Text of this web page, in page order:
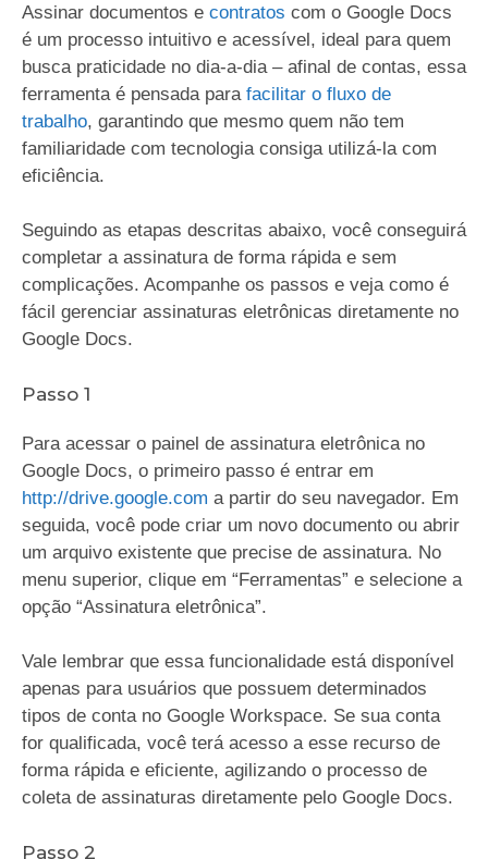
Assinar documentos e contratos com o Google Docs
é um processo intuitivo e acessível, ideal para quem
busca praticidade no dia-a-dia – afinal de contas, essa
ferramenta é pensada para facilitar o fluxo de
trabalho, garantindo que mesmo quem não tem
familiaridade com tecnologia consiga utilizá-la com
eficiência.
Seguindo as etapas descritas abaixo, você conseguirá
completar a assinatura de forma rápida e sem
complicações. Acompanhe os passos e veja como é
fácil gerenciar assinaturas eletrônicas diretamente no
Google Docs.
Passo 1
Para acessar o painel de assinatura eletrônica no
Google Docs, o primeiro passo é entrar em
http://drive.google.com a partir do seu navegador. Em
seguida, você pode criar um novo documento ou abrir
um arquivo existente que precise de assinatura. No
menu superior, clique em “Ferramentas” e selecione a
opção “Assinatura eletrônica”.
Vale lembrar que essa funcionalidade está disponível
apenas para usuários que possuem determinados
tipos de conta no Google Workspace. Se sua conta
for qualificada, você terá acesso a esse recurso de
forma rápida e eficiente, agilizando o processo de
coleta de assinaturas diretamente pelo Google Docs.
Passo 2